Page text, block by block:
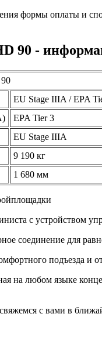
формы оплаты и
90 -
EU Stage IIIA / EPA
EPA Tier 3
EU Stage IIIA
9 190 кг
1 680 мм
с устройством
соединение для
подъезда и
на любом языке
с вами в